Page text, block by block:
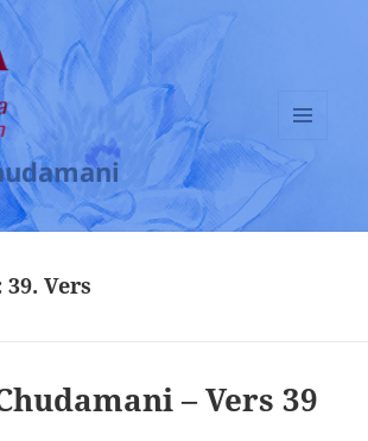
UND
WIDGETS
39. Vers
– Vers 39